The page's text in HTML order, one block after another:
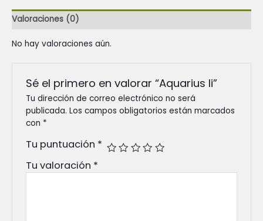
Valoraciones (0)
No hay valoraciones aún.
Sé el primero en valorar “Aquarius li”
Tu dirección de correo electrónico no será
publicada. Los campos obligatorios están marcados
con *
Tu puntuación *
Tu valoración *